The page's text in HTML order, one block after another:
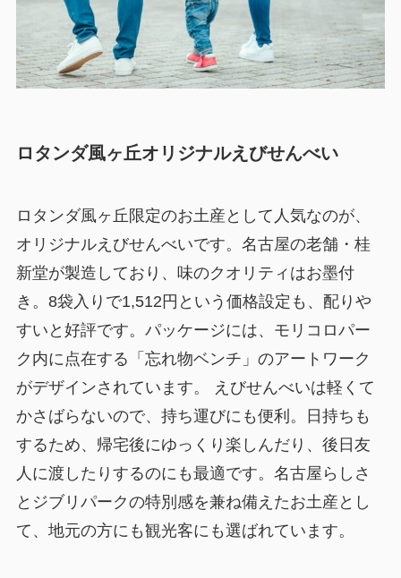
ロタンダ風ヶ丘オリジナルえびせんべい
ロタンダ風ヶ丘限定のお土産として人気なのが、
オリジナルえびせんべいです。名古屋の老舗・桂
新堂が製造しており、味のクオリティはお墨付
き。8袋入りで1,512円という価格設定も、配りや
すいと好評です。パッケージには、モリコロパー
ク内に点在する「忘れ物ベンチ」のアートワーク
がデザインされています。 えびせんべいは軽くて
かさばらないので、持ち運びにも便利。日持ちも
するため、帰宅後にゆっくり楽しんだり、後日友
人に渡したりするのにも最適です。名古屋らしさ
とジブリパークの特別感を兼ね備えたお土産とし
て、地元の方にも観光客にも選ばれています。